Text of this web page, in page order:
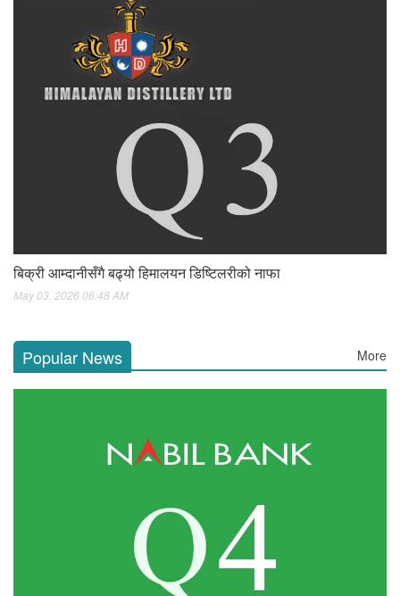
बिक्री आम्दानीसँगै बढ्यो हिमालयन डिष्टिलरीको नाफा
May 03, 2026 06:48 AM
Popular News More